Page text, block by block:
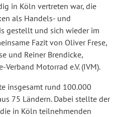
in Köln vertreten war, die
als Handels- und
gestellt und sich wieder im
Fazit von Oliver Frese,
und Reiner Brendicke,
Motorrad e.V. (IVM).
insgesamt rund 100.000
75 Ländern. Dabei stellte der
in Köln teilnehmenden